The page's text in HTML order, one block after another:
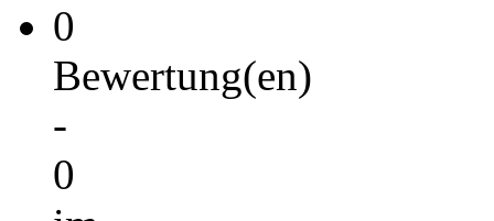
0
Bewertung(en)
-
0